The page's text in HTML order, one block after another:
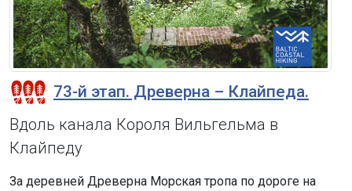
73-й этап. Древерна – Клайпеда.
Вдоль канала Короля Вильгельма в
Клайпеду
За деревней Древерна Морская тропа по дороге на